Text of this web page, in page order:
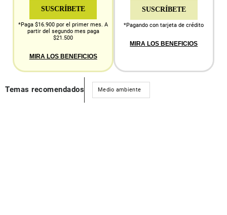
SUSCRÍBETE
*Paga $16.900 por el primer mes. A
partir del segundo mes paga
$21.500
MIRA LOS BENEFICIOS
SUSCRÍBETE
*Pagando con tarjeta de crédito
MIRA LOS BENEFICIOS
Temas recomendados Medio ambiente